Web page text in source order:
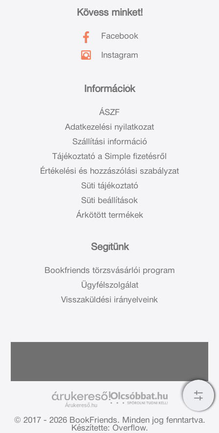
Információk
ÁSZF
Adatkezelési nyilatkozat
Szállítási információ
Tájékoztató a Simple fizetésről
Értékelési és hozzászólási szabályzat
Süti tájékoztató
Süti beállítások
Árkötött termékek
Segítünk
Bookfriends törzsvásárlói program
Ügyfélszolgálat
Visszaküldési irányelveink
Kövess minket!
Facebook
Instagram
Árukereső.hu
© 2017 - 2026 BookFriends. Minden jog fenntartva.
Készítette: Overflow.